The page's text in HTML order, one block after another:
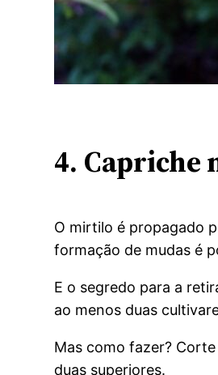
4. Capriche
O mirtilo é propagado
formação de mudas é
E o segredo para a
ao menos duas
Mas como fazer?
duas superiores.